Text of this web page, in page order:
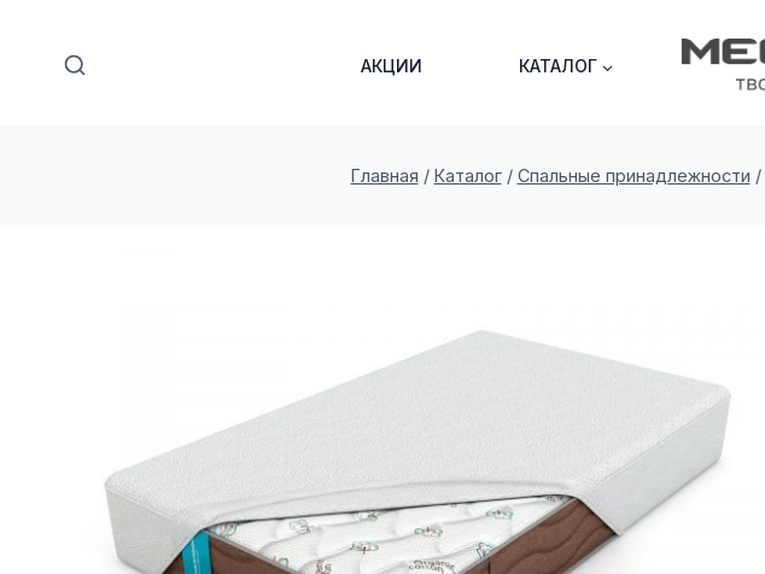
содержимому
АКЦИИ КАТАЛОГ
Главная / Каталог / Спальные принадлежности /